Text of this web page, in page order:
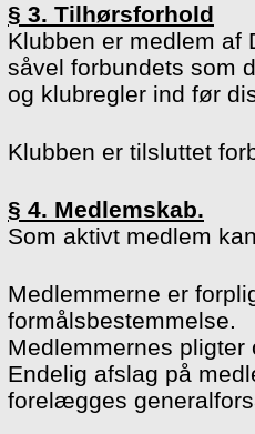
§ 3. Tilhørsforhold
Klubben er medlem af
såvel forbundets som
og klubregler ind før
Klubben er tilsluttet
§ 4. Medlemskab.
Som aktivt medlem
Medlemmerne er
formålsbestemmelse.
Medlemmernes
Endelig afslag på
forelægges